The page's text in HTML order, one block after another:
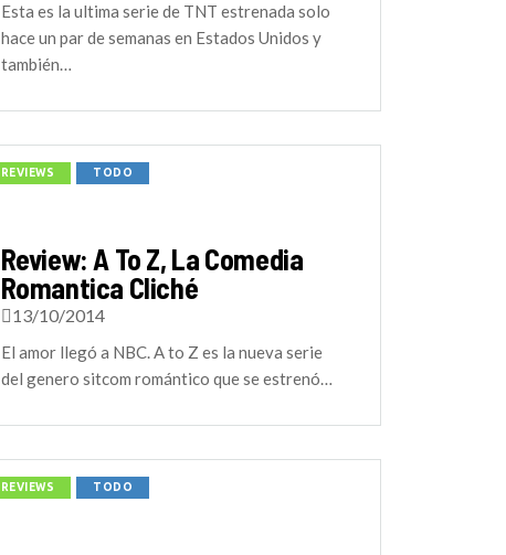
Esta es la ultima serie de TNT estrenada solo
hace un par de semanas en Estados Unidos y
también…
REVIEWS TODO
Review: A To Z, La Comedia
Romantica Cliché
13/10/2014
El amor llegó a NBC. A to Z es la nueva serie
del genero sitcom romántico que se estrenó…
REVIEWS TODO